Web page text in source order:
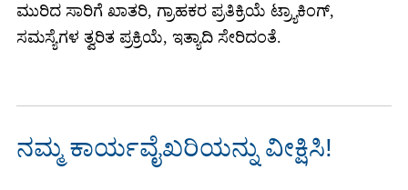
ಮುರಿದ ಸಾರಿಗೆ ಖಾತರಿ, ಗ್ರಾಹಕರ ಪ್ರತಿಕ್ರಿಯೆ ಟ್ರ್ಯಾಕಿಂಗ್,
ಸಮಸ್ಯೆಗಳ ತ್ವರಿತ ಪ್ರಕ್ರಿಯೆ, ಇತ್ಯಾದಿ ಸೇರಿದಂತೆ.
ನಮ್ಮ ಕಾರ್ಯವೈಖರಿಯನ್ನು ವೀಕ್ಷಿಸಿ!